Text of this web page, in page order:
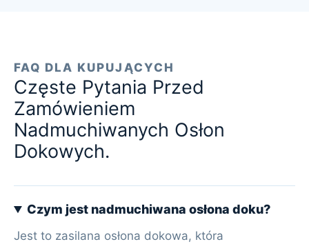
FAQ DLA KUPUJĄCYCH
Częste Pytania Przed
Zamówieniem
Nadmuchiwanych Osłon
Dokowych.
Czym jest nadmuchiwana osłona doku?
Jest to zasilana osłona dokowa, która